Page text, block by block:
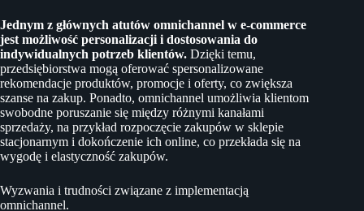
Jednym z głównych atutów omnichannel w e-commerce
jest możliwość personalizacji i dostosowania do
indywidualnych potrzeb klientów. Dzięki temu,
przedsiębiorstwa mogą oferować spersonalizowane
rekomendacje produktów, promocje i oferty, co zwiększa
szanse na zakup. Ponadto, omnichannel umożliwia klientom
swobodne poruszanie się między różnymi kanałami
sprzedaży, na przykład rozpoczęcie zakupów w sklepie
stacjonarnym i dokończenie ich online, co przekłada się na
wygodę i elastyczność zakupów.
Wyzwania i trudności związane z implementacją
omnichannel.